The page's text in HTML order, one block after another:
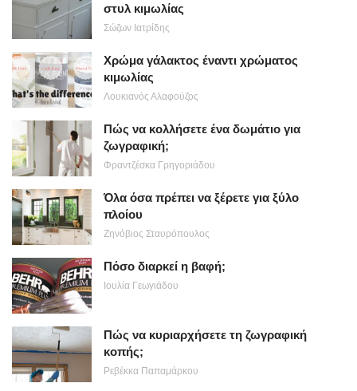
στυλ κιμωλίας
Σώζων Ιατρίδης
Χρώμα γάλακτος έναντι χρώματος
κιμωλίας
Λουκιανός Αλαφούζος
Πώς να κολλήσετε ένα δωμάτιο για
ζωγραφική;
Φραντζέσκα Γρηγοριάδου
Όλα όσα πρέπει να ξέρετε για ξύλο
πλοίου
Ζηνόβιος Σταυρόπουλος
Πόσο διαρκεί η βαφή;
Ιουλία Γεωγιάδου
Πώς να κυριαρχήσετε τη ζωγραφική
κοπής;
Ρεβέκκα Παπαμάρκου